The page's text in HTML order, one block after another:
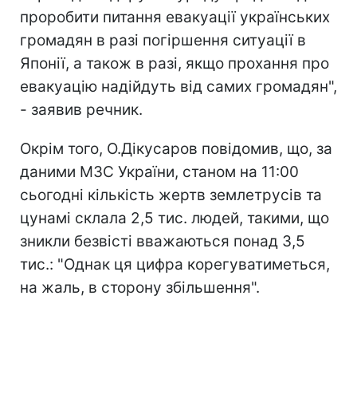
проробити питання евакуації українських
громадян в разі погіршення ситуації в
Японії, а також в разі, якщо прохання про
евакуацію надійдуть від самих громадян",
- заявив речник.
Окрім того, О.Дікусаров повідомив, що, за
даними МЗС України, станом на 11:00
сьогодні кількість жертв землетрусів та
цунамі склала 2,5 тис. людей, такими, що
зникли безвісті вважаються понад 3,5
тис.: "Однак ця цифра корегуватиметься,
на жаль, в сторону збільшення".